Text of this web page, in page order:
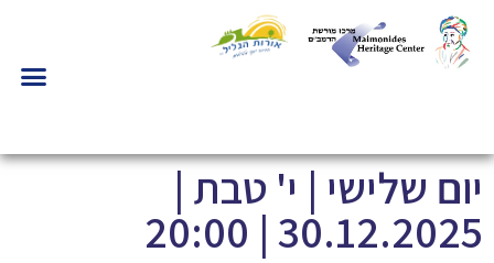
יום שלישי | י' טבת |
30.12.2025 | 20:00